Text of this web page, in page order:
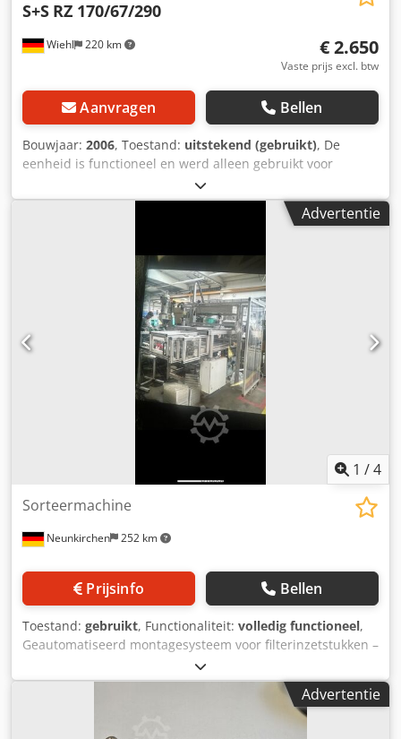
Wiehl 220 km
S+S RZ 170/67/290
€ 2.650
Vaste prijs excl. btw
Aanvragen Bellen
Bouwjaar: 2006, Toestand: uitstekend (gebruikt), De
eenheid is functioneel en werd alleen gebruikt voor
experimentele doeleinden. Chedpfx Ahjh Im Eqokoa
Trechter is inbegrepen
Advertentie
1 /4
Neunkirchen 252 km
Sorteermachine
Prijsinfo Bellen
Toestand: gebruikt, Functionaliteit: volledig functioneel,
Geautomatiseerd montagesysteem voor filterinzetstukken –
geschikt voor Arburg spuitgietmachines Te koop wordt een
complete montageopstelling aangeboden, die eerder aan
een Arburg spuitgietmachine was gemonteerd. De
installatie werd gebruikt om filters nauwkeurig en
Advertentie